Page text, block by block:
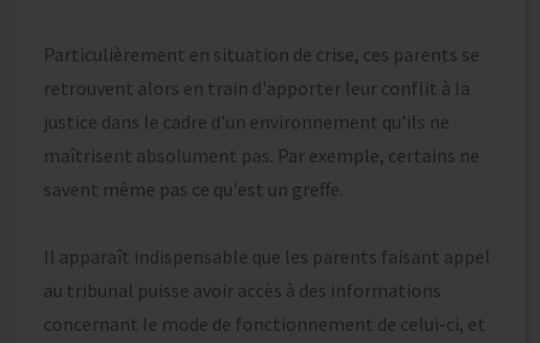
Particulièrement en situation de crise, ces parents se
retrouvent alors en train d'apporter leur conflit à la
justice dans le cadre d’un environnement qu’ils ne
maîtrisent absolument pas. Par exemple, certains ne
savent même pas ce qu'est un greffe.
Il apparaît indispensable que les parents faisant appel
au tribunal puisse avoir accès à des informations
concernant le mode de fonctionnement de celui-ci, et